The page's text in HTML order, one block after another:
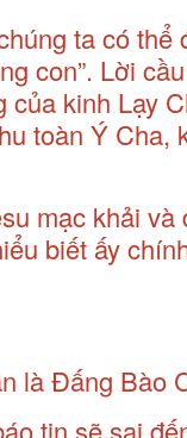
ta có
con”. Lời
kinh Lạy
toàn Ý Cha,
mạc khải và
biết ấy
là Đấng Bào
tin sẽ sai